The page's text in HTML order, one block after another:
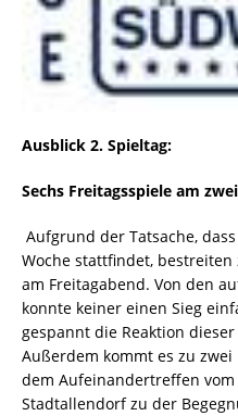
Ausblick 2. Spieltag:
Sechs Freitagsspiele am
Aufgrund der Tatsache,
Woche stattfindet,
am Freitagabend. Von den
konnte keiner einen Sieg
gespannt die Reaktion
Außerdem kommt es zu
dem Aufeinandertreffen
Stadtallendorf zu der